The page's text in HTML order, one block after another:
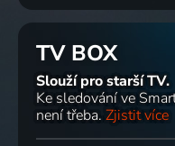
TV BOX
Slouží pro starší TV.
Ke sledování ve
není třeba. Zjistit více